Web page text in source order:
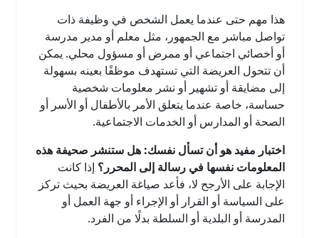
هذا مهم حتى عندما يعمل الشخص في وظيفة ذات
تواصل مباشر مع الجمهور، مثل معلم أو مدير مدرسة
أو أخصائي اجتماعي أو ممرض أو مسؤول محلي. يمكن
أن تتحول العريضة التي تستهدف موظفًا بعينه بسهولة
إلى مضايقة أو تشهير أو نشر معلومات شخصية
حساسة، خاصة عندما يتعلق الأمر بالأطفال أو الأسر أو
الصحة أو المدارس أو الخدمات الاجتماعية.
اختبار مفيد هو أن تسأل نفسك: هل ستنشر صحيفة هذه
المعلومات نفسها في رسالة إلى المحرر؟ إذا كانت
الإجابة على الأرجح لا، فأعد صياغة العريضة بحيث تركز
على السياسة أو القرار أو الإجراء أو جهة العمل أو
المدرسة أو البلدية أو السلطة بدلًا من الفرد.